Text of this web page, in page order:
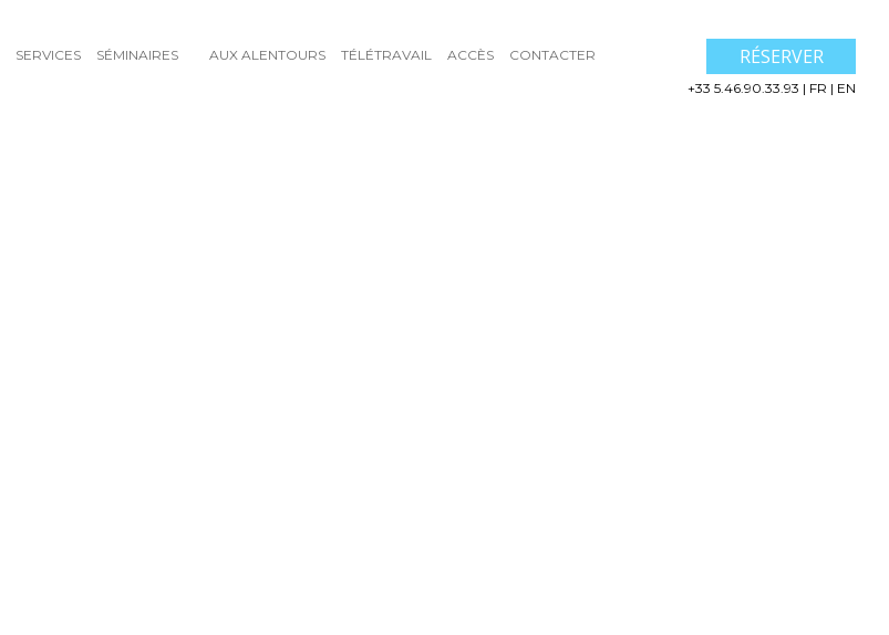
SERVICES SÉMINAIRES AUX ALENTOURS TÉLÉTRAVAIL ACCÈS CONTACTER RÉSERVER
+33 5.46.90.33.93 | FR | EN